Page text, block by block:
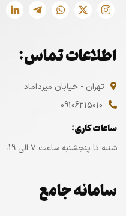
اطلاعات تماس:
تهران - خیابان میرداماد
09106215010
ساعات کاری:
شنبه تا پنجشنبه ساعت ۷ الی 19،
سامانه جامع